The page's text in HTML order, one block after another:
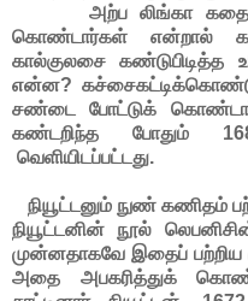
அற்ப லிங்கா கதைக்கே
கொண்டார்கள் என்றால்
கால்குலசை கண்டுபிடித்த
என்ன?
சண்டை போட்டுக்
கண்டறிந்த போதும்
வெளியிடப்பட்டது.
நியூட்டனும் நுண் கணிதம்
நியூட்டனின் நூல்
முன்னதாகவே இதைப் பற்றிய
அதை அபகரித்துக்